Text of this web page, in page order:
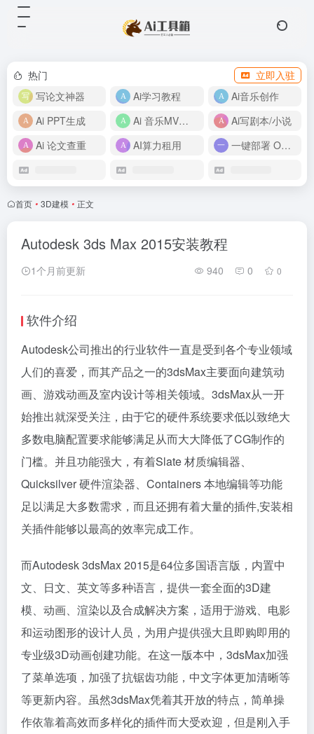
热门
立即入驻
写论文神器
Ai学习教程
Ai音乐创作
Ai PPT生成
Ai 音乐MV制作
Ai写剧本/小说
Ai 论文查重
AI算力租用 一键部署 OpenClaw
首页 • 3D建模 • 正文
Autodesk 3ds Max 2015安装教程
1个月前更新 940 0 0
软件介绍
Autodesk公司推出的行业软件一直是受到各个专业领域
人们的喜爱，而其产品之一的3dsMax主要面向建筑动
画、游戏动画及室内设计等相关领域。3dsMax从一开
始推出就深受关注，由于它的硬件系统要求低以致绝大
多数电脑配置要求能够满足从而大大降低了CG制作的
门槛。并且功能强大，有着Slate 材质编辑器、
Quicksilver 硬件渲染器、Containers 本地编辑等功能
足以满足大多数需求，而且还拥有着大量的插件,安装相
关插件能够以最高的效率完成工作。
而Autodesk 3dsMax 2015是64位多国语言版，内置中
文、日文、英文等多种语言，提供一套全面的3D建
模、动画、渲染以及合成解决方案，适用于游戏、电影
和运动图形的设计人员，为用户提供强大且即购即用的
专业级3D动画创建功能。在这一版本中，3dsMax加强
了菜单选项，加强了抗锯齿功能，中文字体更加清晰等
等更新内容。虽然3dsMax凭着其开放的特点，简单操
作依靠着高效而多样化的插件而大受欢迎，但是刚入手